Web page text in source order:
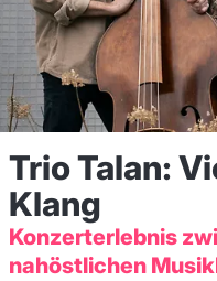
Trio Talan:
Klang
Konzerterlebnis
nahöstlichen